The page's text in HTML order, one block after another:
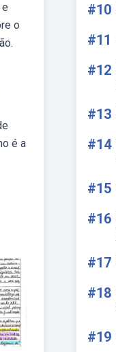
o
é a
#10
#11
#12
#13
#14
#15
#16
#17
#18
#19